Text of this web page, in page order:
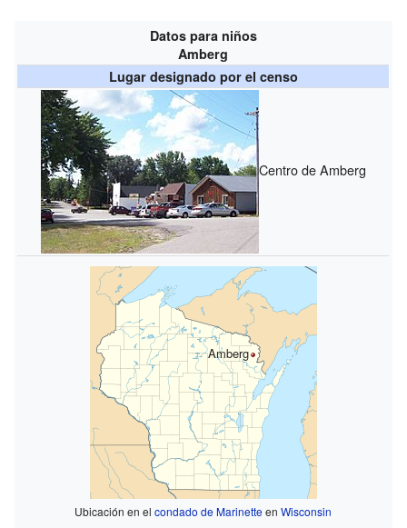
Datos para niños
Amberg
Lugar designado por el censo
Centro de Amberg
Amberg
Ubicación en elcondado de MarinetteenWisconsin